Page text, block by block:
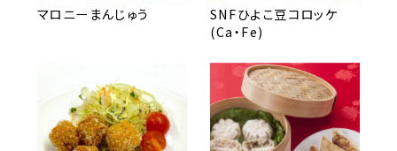
マロニーまんじゅう
SNFひよこ豆コロッケ
(Ca・Fe)